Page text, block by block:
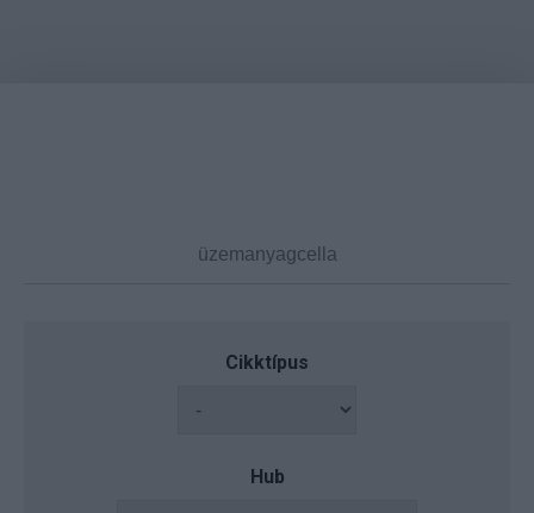
Cikktípus
Hub